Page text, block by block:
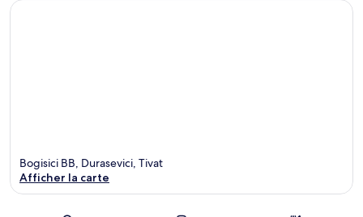
Bogisici BB, Durasevici, Tivat
Afficher la carte